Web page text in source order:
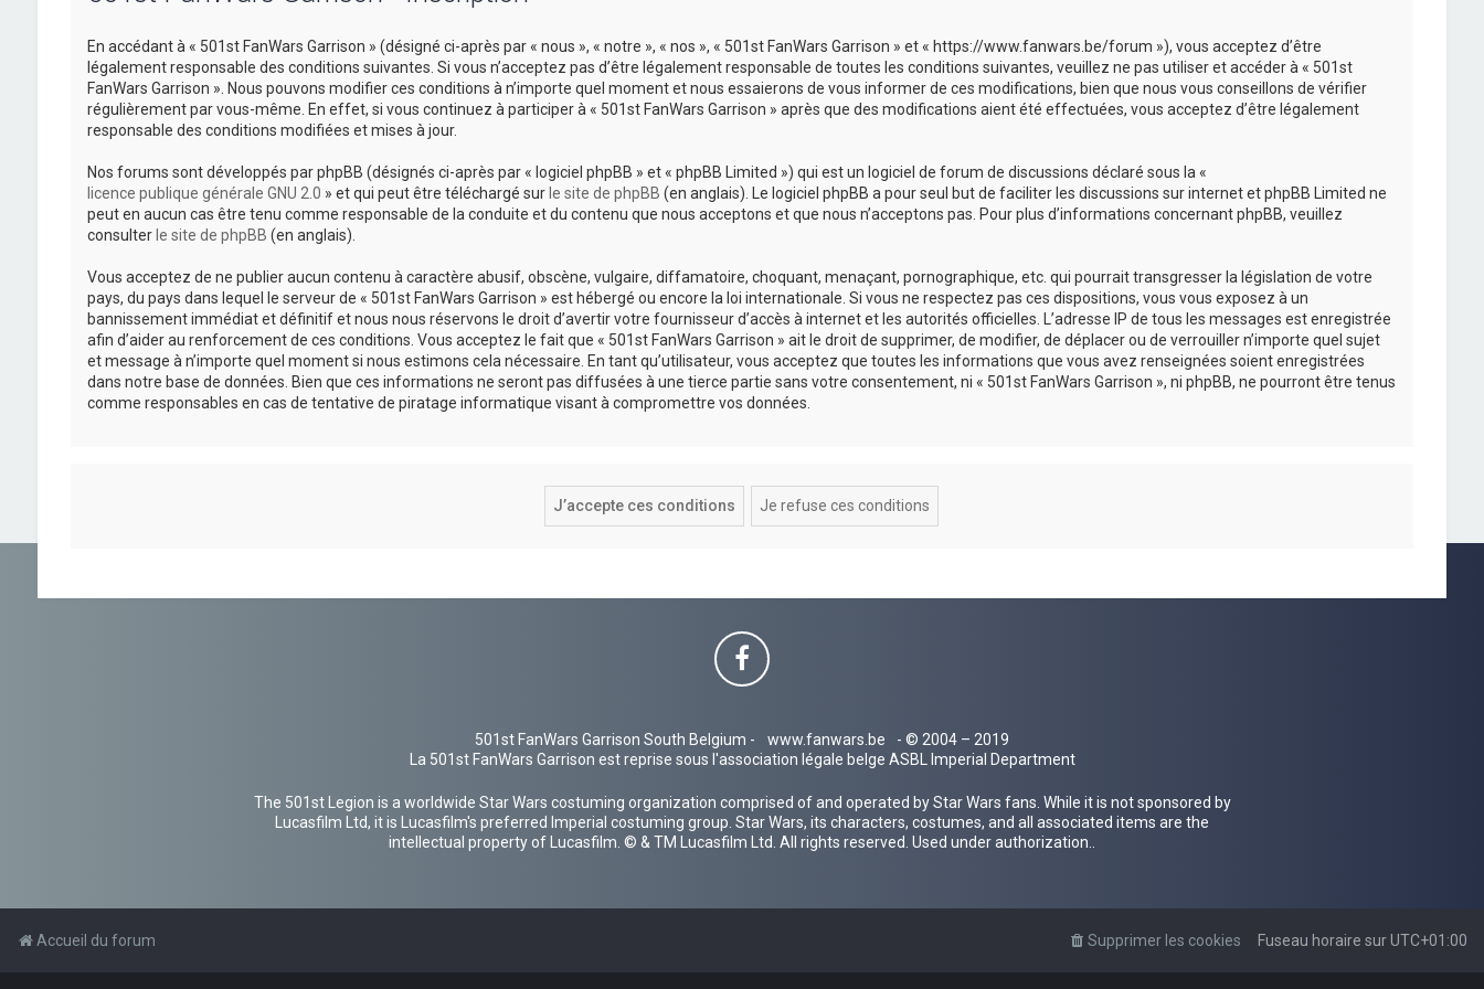
En accédant à « 501st FanWars Garrison » (désigné ci-après par « nous », « notre », « nos », « 501st FanWars Garrison » et « https://www.fanwars.be/forum »), vous acceptez d’être
légalement responsable des conditions suivantes. Si vous n’acceptez pas d’être légalement responsable de toutes les conditions suivantes, veuillez ne pas utiliser et accéder à « 501st
FanWars Garrison ». Nous pouvons modifier ces conditions à n’importe quel moment et nous essaierons de vous informer de ces modifications, bien que nous vous conseillons de vérifier
régulièrement par vous-même. En effet, si vous continuez à participer à « 501st FanWars Garrison » après que des modifications aient été effectuées, vous acceptez d’être légalement
responsable des conditions modifiées et mises à jour.
Nos forums sont développés par phpBB (désignés ci-après par « logiciel phpBB » et « phpBB Limited ») qui est un logiciel de forum de discussions déclaré sous la «
licence publique générale GNU 2.0 » et qui peut être téléchargé sur le site de phpBB (en anglais). Le logiciel phpBB a pour seul but de faciliter les discussions sur internet et phpBB Limited ne
peut en aucun cas être tenu comme responsable de la conduite et du contenu que nous acceptons et que nous n’acceptons pas. Pour plus d’informations concernant phpBB, veuillez
consulter le site de phpBB (en anglais).
Vous acceptez de ne publier aucun contenu à caractère abusif, obscène, vulgaire, diffamatoire, choquant, menaçant, pornographique, etc. qui pourrait transgresser la législation de votre
pays, du pays dans lequel le serveur de « 501st FanWars Garrison » est hébergé ou encore la loi internationale. Si vous ne respectez pas ces dispositions, vous vous exposez à un
bannissement immédiat et définitif et nous nous réservons le droit d’avertir votre fournisseur d’accès à internet et les autorités officielles. L’adresse IP de tous les messages est enregistrée
afin d’aider au renforcement de ces conditions. Vous acceptez le fait que « 501st FanWars Garrison » ait le droit de supprimer, de modifier, de déplacer ou de verrouiller n’importe quel sujet
et message à n’importe quel moment si nous estimons cela nécessaire. En tant qu’utilisateur, vous acceptez que toutes les informations que vous avez renseignées soient enregistrées
dans notre base de données. Bien que ces informations ne seront pas diffusées à une tierce partie sans votre consentement, ni « 501st FanWars Garrison », ni phpBB, ne pourront être tenus
comme responsables en cas de tentative de piratage informatique visant à compromettre vos données.
501st FanWars Garrison South Belgium - www.fanwars.be
- © 2004 – 2019
La 501st FanWars Garrison est reprise sous l'association légale belge ASBL Imperial Department
The 501st Legion is a worldwide Star Wars costuming organization comprised of and operated by Star Wars fans. While it is not sponsored by
Lucasfilm Ltd, it is Lucasfilm's preferred Imperial costuming group. Star Wars, its characters, costumes, and all associated items are the
intellectual property of Lucasfilm. © & TM Lucasfilm Ltd. All rights reserved. Used under authorization..
Accueil du forum Fuseau horaire surUTC+01:00
Supprimer les cookies